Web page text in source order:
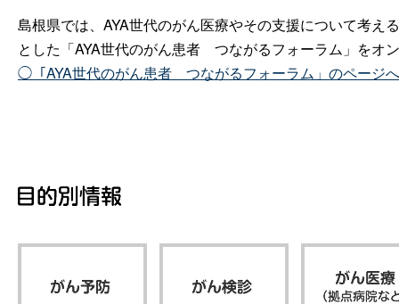
島根県では、AYA世代のがん医療やその支援について考
とした「AYA世代のがん患者 つながるフォーラム」をオ
◯「AYA世代のがん患者 つながるフォーラム」のページへ